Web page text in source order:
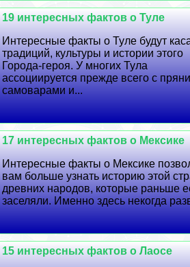
19 интересных фактов о Туле
Интересные факты о Туле будут
традиций, культуры и истории этого
Города-героя. У многих Тула
ассоциируется прежде всего с
самоварами и...
17 интересных фактов о Мексике
Интересные факты о Мексике
вам больше узнать историю этой
древних народов, которые раньше
заселяли. Именно здесь некогда
15 интересных фактов о Лаосе